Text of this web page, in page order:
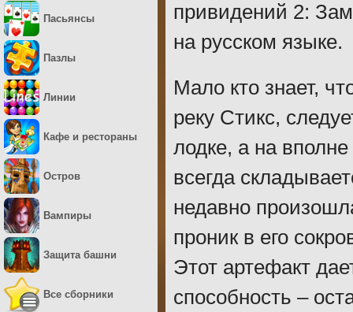
привидений 2:
на русском языке.
Мало кто знает,
реку Стикс,
лодке, а на
всегда
недавно
проник в его
Этот артефакт
способность –
Пасьянсы
Пазлы
Линии
Кафе и рестораны
Остров
Вампиры
Защита башни
Все сборники